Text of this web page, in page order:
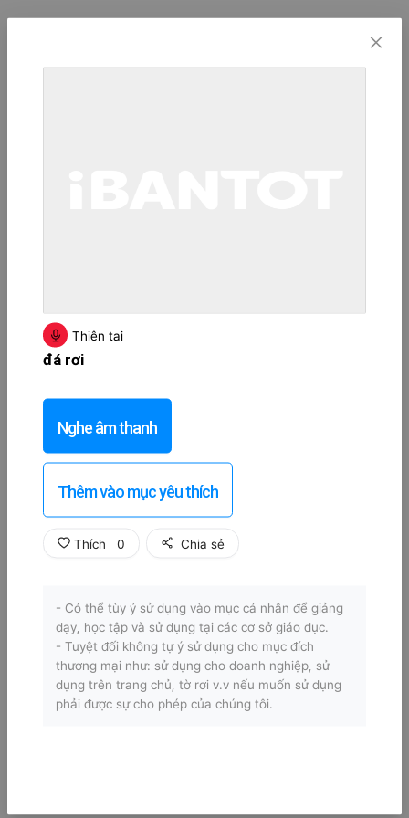
Thiên tai
đá rơi
Nghe âm thanh
Thêm vào mục yêu thích
Thích 0 Chia sẻ
- Có thể tùy ý sử dụng vào mục cá nhân để giảng
dạy, học tập và sử dụng tại các cơ sở giáo dục.
- Tuyệt đối không tự ý sử dụng cho mục đích
thương mại như: sử dụng cho doanh nghiệp, sử
dụng trên trang chủ, tờ rơi v.v nếu muốn sử dụng
phải được sự cho phép của chúng tôi.